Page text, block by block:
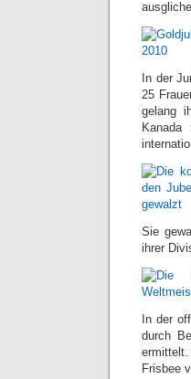
In der
25
gelang
Sie
ihrer
In der
durch
Frisbee